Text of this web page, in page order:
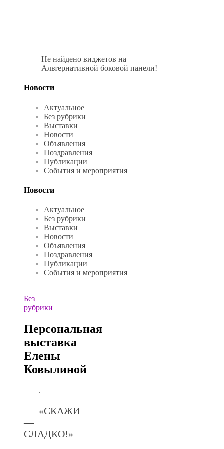
Не найдено виджетов на
Альтернативной боковой панели!
Новости
Актуальное
Без рубрики
Выставки
Новости
Объявления
Поздравления
Публикации
События и мероприятия
Новости
Актуальное
Без рубрики
Выставки
Новости
Объявления
Поздравления
Публикации
События и мероприятия
Без
рубрики
Персональная
выставка
Елены
Ковылиной
.
«СКАЖИ
—
СЛАДКО!»